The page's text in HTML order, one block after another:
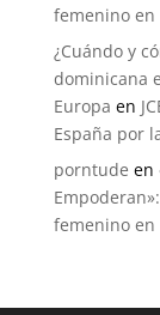
femenino en
¿Cuándo y
dominicana
Europa en
España por
porntude en
femenino en